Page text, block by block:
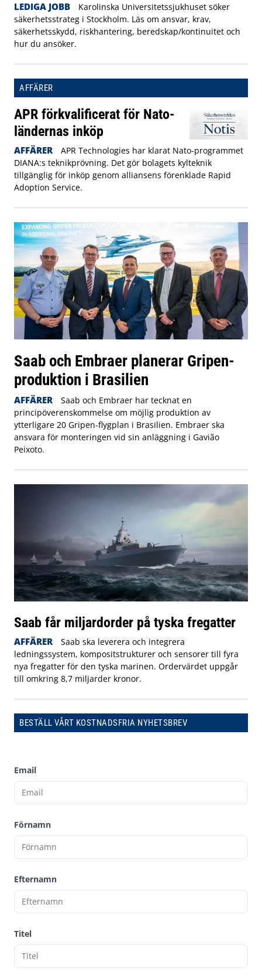
LEDIGA JOBB
Karolinska Universitetssjukhuset söker
säkerhetsstrateg i Stockholm. Läs om ansvar, krav,
säkerhetsskydd, riskhantering, beredskap/kontinuitet och
hur du ansöker.
AFFÄRER
APR förkvalificerat för Nato-
ländernas inköp
AFFÄRER
APR Technologies har klarat Nato-programmet
DIANA:s teknikprövning. Det gör bolagets kylteknik
tillgänglig för inköp genom alliansens förenklade Rapid
Adoption Service.
Saab och Embraer planerar Gripen-
produktion i Brasilien
AFFÄRER
Saab och Embraer har tecknat en
principöverenskommelse om möjlig produktion av
ytterligare 20 Gripen-flygplan i Brasilien. Embraer ska
ansvara för monteringen vid sin anläggning i Gavião
Peixoto.
Saab får miljardorder på tyska fregatter
AFFÄRER
Saab ska leverera och integrera
ledningssystem, kompositstrukturer och sensorer till fyra
nya fregatter för den tyska marinen. Ordervärdet uppgår
till omkring 8,7 miljarder kronor.
BESTÄLL VÅRT KOSTNADSFRIA NYHETSBREV
Email
Förnamn
Efternamn
Titel